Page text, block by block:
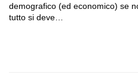
demografico (ed economico) se
tutto si deve…